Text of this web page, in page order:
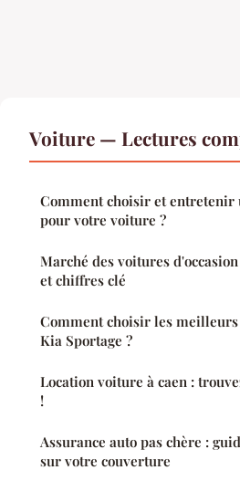
Voiture — Lectures
Comment choisir et entretenir
pour votre voiture ?
Marché des voitures
et chiffres clé
Comment choisir les meilleurs
Kia Sportage ?
Location voiture à caen :
!
Assurance auto pas chère :
sur votre couverture